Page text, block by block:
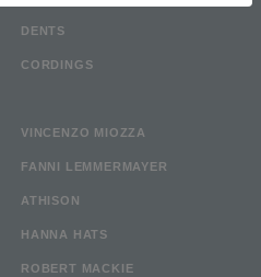
DENTS
CORDINGS
VINCENZO MIOZZA
FANNI LEMMERMAYER
ATHISON
HANNA HATS
ROBERT MACKIE